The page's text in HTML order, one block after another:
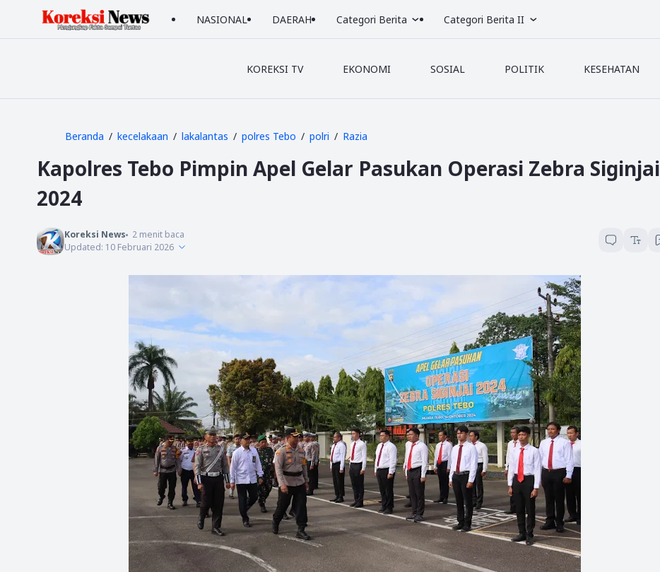
NASIONAL DAERAH Categori Berita Categori Berita II
KOREKSI TV EKONOMI SOSIAL POLITIK KESEHATAN
Beranda kecelakaan lakalantas polres Tebo polri Razia
Kapolres Tebo Pimpin Apel Gelar Pasukan Operasi Zebra Siginjai
2024
Koreksi News 2menit baca
Updated: 10 Februari 2026